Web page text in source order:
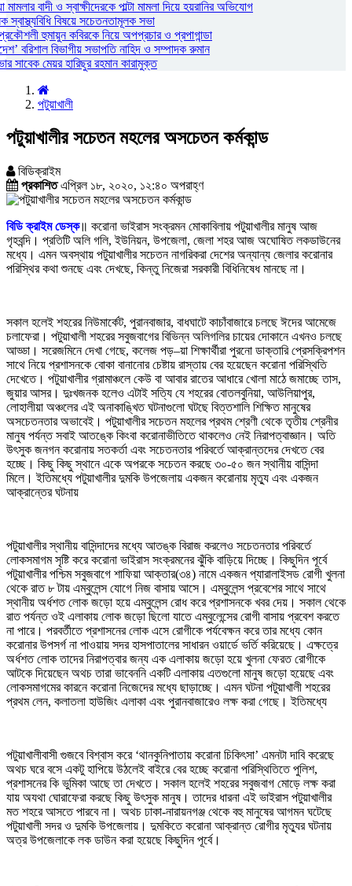
বাদী ও স্বাক্ষীদেরকে পাল্টা মামলা দিয়ে হয়রানির অভিযোগ
বিষয়ে সচেতনতামূলক সভা
হুমায়ুন কবিরকে নিয়ে অপপ্রচার ও প্রপাগান্ডা
বরিশাল বিভাগীয় সভাপতি নাহিদ ও সম্পাদক রুমান
সাবেক মেয়র হারিছুর রহমান কারামুক্ত
পটুয়াখালী
পটুয়াখালীর সচেতন মহলের অসচেতন কর্মকান্ড
বিডিক্রাইম
প্রকাশিতএপ্রিল ১৮, ২০২০, ১২:৪০ অপরাহ্ণ
বিডি ক্রাইম ডেস্ক॥ করোনা ভাইরাস সংক্রমন মোকাবিলায় পটুয়াখালীর মানুষ আজ
গৃহবন্দি। প্রতিটি অলি গলি, ইউনিয়ন, উপজেলা, জেলা শহর আজ অঘোষিত লকডাউনের
মধ্যে। এমন অবস্থায় পটুয়াখালীর সচেতন নাগরিকরা দেশের অন্যান্য জেলার করোনার
পরিস্থির কথা শুনছে এবং দেখছে, কিন্তু নিজেরা সরকারী বিধিনিষেধ মানছে না।
সকাল হলেই শহরের নিউমার্কেট, পুরানবাজার, বাধঘাটে কাচাঁবাজারে চলছে ঈদের আমেজে
চলাফেরা। পটুয়াখালী শহরের সবুজবাগের বিভিন্ন অলিগলির চায়ের দোকানে এখনও চলছে
আড্ডা। সরেজমিনে দেখা গেছে, কলেজ পড়–য়া শিক্ষার্থীরা পুরনো ডাক্তারি প্রেসক্রিপশন
সাথে নিয়ে প্রশাসনকে বোকা বানানোর চেষ্টায় রাস্তায় বের হয়েছেন করোনা পরিস্থিতি
দেখেতে। পটুয়াখালীর গ্রামাঞ্চলে কেউ বা আবার রাতের আধারে খোলা মাঠে জমাচ্ছে তাস,
জুয়ার আসর। দুঃখজনক হলেও এটাই সত্যি যে শহরের বোতলবুনিয়া, আউলিয়াপুর,
লোহালীয়া অঞ্চলের এই অনাকাঙ্খিত ঘটনাগুলো ঘটছে বিত্তশালি শিক্ষিত মানুষের
অসচেতনতার অভাবেই। পটুয়াখালীর সচেতন মহলের প্রথম শ্রেণী থেকে তৃতীয় শ্রেনীর
মানুষ পর্যন্ত সবাই আতঙ্কে কিংবা করোনাভীতিতে থাকলেও নেই নিরাপত্বাজ্ঞান। অতি
উৎসুক জনগন করোনায় সতকর্তা এবং সচেতনতার পরিবর্তে আক্রান্তদের দেখতে বের
হচ্ছে। কিছু কিছু স্থানে একে অপরকে সচেতন করছে ৩০-৫০ জন স্থানীয় বাসিন্দা
মিলে। ইতিমধ্যে পটুয়াখালীর দুমকি উপজেলায় একজন করোনায় মৃত্যু এবং একজন
আক্রান্তের ঘটনায়
পটুয়াখালীর স্থানীয় বাসিন্দাদের মধ্যে আতঙ্ক বিরাজ করলেও সচেতনতার পরিবর্তে
লোকসমাগম সৃষ্টি করে করোনা ভাইরাস সংক্রমনের ঝুঁকি বাড়িয়ে দিচ্ছে। কিছুদিন পূর্বে
পটুয়াখালীর পশ্চিম সবুজবাগে শাফিয়া আক্তার(৩৪) নামে একজন প্যারালাইসড রোগী খুলনা
থেকে রাত ৮ টায় এম্বুলেন্স যোগে নিজ বাসায় আসে। এম্বুলেন্স প্রবেশের সাথে সাথে
স্থানীয় অর্ধশত লোক জড়ো হয়ে এম্বুলেন্স রোধ করে প্রশাসনকে খবর দেয়। সকাল থেকে
রাত পর্যন্ত ওই এলাকায় লোক জড়ো ছিলো যাতে এম্বুলেন্সের রোগী বাসায় প্রবেশ করতে
না পারে। পরবর্তীতে প্রশাসনের লোক এসে রোগীকে পর্যবেক্ষন করে তার মধ্যে কোন
করোনার উপসর্গ না পাওয়ায় সদর হাসপাতালের সাধারন ওয়ার্ডে ভর্তি করিয়েছে। এক্ষত্রে
অর্ধশত লোক তাদের নিরাপত্বার জন্য এক এলাকায় জড়ো হয়ে খুলনা ফেরত রোগীকে
আটকে দিয়েছেন অথচ তারা ভাবেননি একটি এলাকায় এতগুলো মানুষ জড়ো হয়েছে এবং
লোকসমাগমের কারনে করোনা নিজেদের মধ্যে ছাড়াচ্ছে। এমন ঘটনা পটুয়াখালী শহরের
প্রথম লেন, কলাতলা হাউজিং এলাকা এবং পুরানবাজারেও লক্ষ করা গেছে। ইতিমধ্যে
পটুয়াখালীবাসী গুজবে বিশ্বাস করে ‘থানকুনিপাতায় করোনা চিকিৎসা’ এমনটা দাবি করেছে
অথচ ঘরে বসে একটু হাপিয়ে উঠলেই বাইরে বের হচ্ছে করোনা পরিস্থিতিতে পুলিশ,
প্রশাসনের কি ভুমিকা আছে তা দেখতে। সকাল হলেই শহরের সবুজবাগ মোড়ে লক্ষ করা
যায় অযথা ঘোরাফেরা করছে কিছু উৎসুক মানুষ। তাদের ধারনা এই ভাইরাস পটুয়াখালীর
মত শহরে আসতে পারবে না। অথচ ঢাকা-নারায়নগঞ্জ থেকে বহু মানুষের আগমন ঘটেছে
পটুয়াখালী সদর ও দুমকি উপজেলায়। দুমকিতে করোনা আক্রান্ত রোগীর মৃত্যুর ঘটনায়
অত্র উপজেলাকে লক ডাউন করা হয়েছে কিছুদিন পূর্বে।